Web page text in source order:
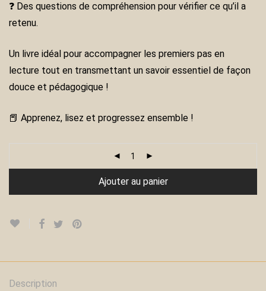
❓ Des questions de compréhension pour vérifier ce qu’il a
retenu.
Un livre idéal pour accompagner les premiers pas en
lecture tout en transmettant un savoir essentiel de façon
douce et pédagogique !
📕 Apprenez, lisez et progressez ensemble !
Ajouter au panier
Description